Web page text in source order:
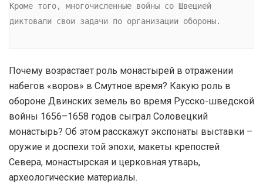
Кроме того, многочисленные войны со Швецией
диктовали свои задачи по организации обороны.
Почему возрастает роль монастырей в отражении
набегов «воров» в Смутное время? Какую роль в
обороне Двинских земель во время Русско-шведской
войны 1656–1658 годов сыграл Соловецкий
монастырь? Об этом расскажут экспонаты выставки –
оружие и доспехи той эпохи, макеты крепостей
Севера, монастырская и церковная утварь,
археологические материалы.